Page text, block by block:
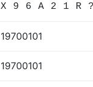
Х 9 6 A 2 1 R
19700101
19700101